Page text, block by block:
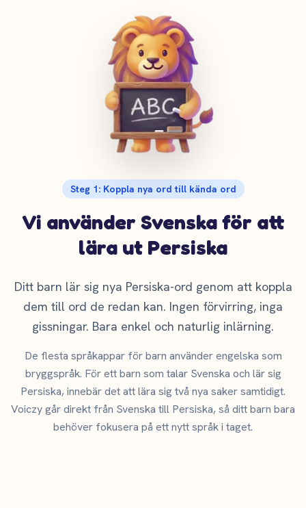
Steg 1: Koppla nya ord till kända ord
Vi använder Svenska för att
lära ut Persiska
Ditt barn lär sig nya Persiska-ord genom att koppla
dem till ord de redan kan. Ingen förvirring, inga
gissningar. Bara enkel och naturlig inlärning.
De flesta språkappar för barn använder engelska som
bryggspråk. För ett barn som talar Svenska och lär sig
Persiska, innebär det att lära sig två nya saker samtidigt.
Voiczy går direkt från Svenska till Persiska, så ditt barn bara
behöver fokusera på ett nytt språk i taget.